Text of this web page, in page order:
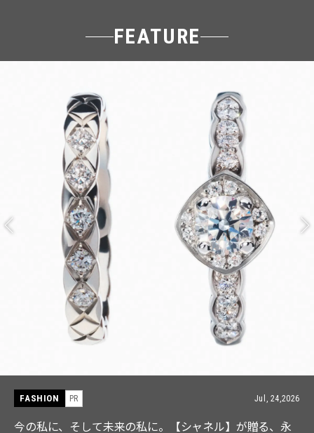
FEATURE
未来の私に。【シャネル】が贈る、永
FASHION PR
【ICB】人気